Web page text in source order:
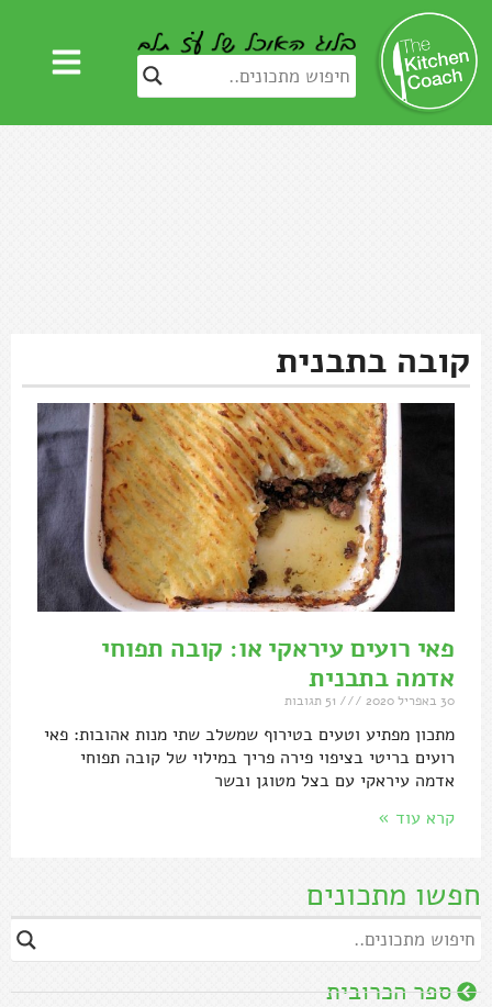
חפשו מתכונים
ספר הכרובית
קובה בתבנית
פאי רועים עיראקי או: קובה תפוחי
אדמה בתבנית
30 באפריל 2020
מתכון מפתיע וטעים בטירוף שמשלב שתי מנות אהובות: פאי
רועים בריטי בציפוי פירה פריך במילוי של קובה תפוחי
אדמה עיראקי עם בצל מטוגן ובשר
קרא עוד »